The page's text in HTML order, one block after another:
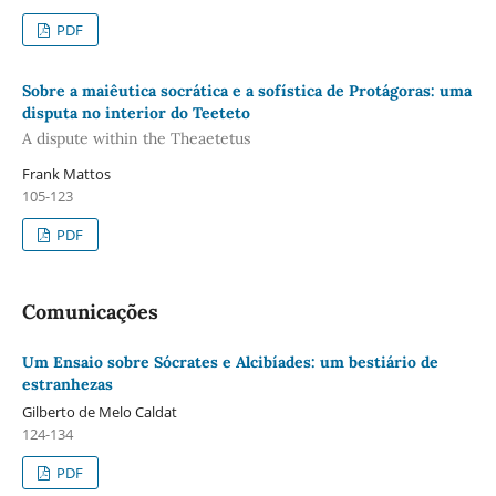
PDF
Sobre a maiêutica socrática e a sofística de Protágoras: uma
disputa no interior do Teeteto
A dispute within the Theaetetus
Frank Mattos
105-123
PDF
Comunicações
Um Ensaio sobre Sócrates e Alcibíades: um bestiário de
estranhezas
Gilberto de Melo Caldat
124-134
PDF